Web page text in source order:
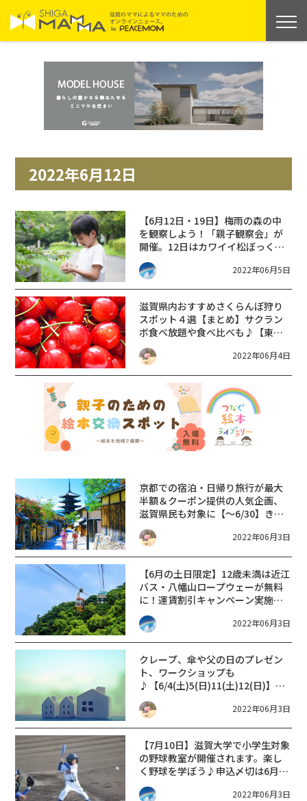
2022年6月12日
【6月12日・19日】梅雨の森の中
を観察しよう！「親子観察会」が
開催。12日はカワイイ松ぼっくり
のクラフトも♪☆栗東自然観察の
森☆
2022年06月5日
滋賀県内おすすめさくらんぼ狩り
スポット４選【まとめ】サクラン
ボ食べ放題や食べ比べも♪【東近
江市・高島市・竜王町】
2022年06月4日
京都での宿泊・日帰り旅行が最大
半額＆クーポン提供の人気企画、
滋賀県民も対象に 【～6/30】きょ
うと魅力再発見旅 プロジェクト
2022年06月3日
【6月の土日限定】12歳未満は近江
バス・八幡山ロープウェーが無料
に！運賃割引キャンペーン実施
中。
2022年06月3日
クレープ、傘や父の日のプレゼン
ト、ワークショップも
♪【6/4(土)5(日)11(土)12(日)】
ABCハウジング草津住宅公園【参
加無料】
2022年06月3日
【7月10日】滋賀大学で小学生対象
の野球教室が開催されます。楽し
く野球を学ぼう♪申込〆切は6月20
日！
2022年06月3日